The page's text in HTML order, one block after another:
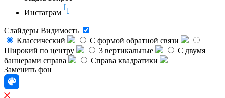
Инстаграм
Слайдеры Видимость
Классический
C формой обратной связи
Широкий по центру
3 вертикальные
С двумя
баннерами справа
Справа квадратики
Заменить фон